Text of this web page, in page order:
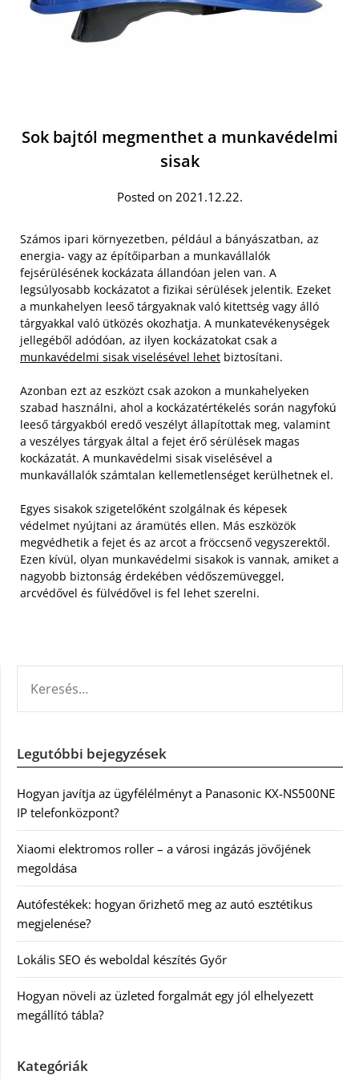
Sok bajtól megmenthet a munkavédelmi
sisak
Posted on 2021.12.22.
Számos ipari környezetben, például a bányászatban, az
energia- vagy az építőiparban a munkavállalók
fejsérülésének kockázata állandóan jelen van. A
legsúlyosabb kockázatot a fizikai sérülések jelentik. Ezeket
a munkahelyen leeső tárgyaknak való kitettség vagy álló
tárgyakkal való ütközés okozhatja. A munkatevékenységek
jellegéből adódóan, az ilyen kockázatokat csak a
munkavédelmi sisak viselésével lehet biztosítani.
Azonban ezt az eszközt csak azokon a munkahelyeken
szabad használni, ahol a kockázatértékelés során nagyfokú
leeső tárgyakból eredő veszélyt állapítottak meg, valamint
a veszélyes tárgyak által a fejet érő sérülések magas
kockázatát. A munkavédelmi sisak viselésével a
munkavállalók számtalan kellemetlenséget kerülhetnek el.
Egyes sisakok szigetelőként szolgálnak és képesek
védelmet nyújtani az áramütés ellen. Más eszközök
megvédhetik a fejet és az arcot a fröccsenő vegyszerektől.
Ezen kívül, olyan munkavédelmi sisakok is vannak, amiket a
nagyobb biztonság érdekében védőszemüveggel,
arcvédővel és fülvédővel is fel lehet szerelni.
Legutóbbi bejegyzések
Hogyan javítja az ügyfélélményt a Panasonic KX-NS500NE
IP telefonközpont?
Xiaomi elektromos roller – a városi ingázás jövőjének
megoldása
Autófestékek: hogyan őrizhető meg az autó esztétikus
megjelenése?
Lokális SEO és weboldal készítés Győr
Hogyan növeli az üzleted forgalmát egy jól elhelyezett
megállító tábla?
Kategóriák